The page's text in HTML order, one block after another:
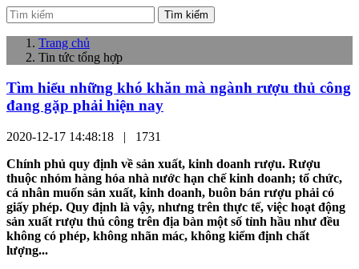
Tìm kiếm
Trang chủ
Tin tức tổng hợp
Tìm hiểu những khó khăn mà ngành rượu thủ công
đang gặp phải hiện nay
2020-12-17 14:48:18 | 1731
Chính phủ quy định về sản xuất, kinh doanh rượu. Rượu
thuộc nhóm hàng hóa nhà nước hạn chế kinh doanh; tổ chức,
cá nhân muốn sản xuất, kinh doanh, buôn bán rượu phải có
giấy phép. Quy định là vậy, nhưng trên thực tế, việc hoạt động
sản xuất rượu thủ công trên địa bàn một số tỉnh hầu như đều
không có phép, không nhãn mác, không kiểm định chất
lượng...